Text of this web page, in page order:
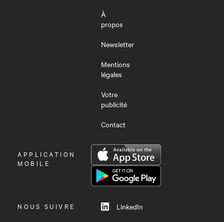
À
propos
Newsletter
Mentions
légales
Votre
publicité
Contact
OUVRIR
LE
APPLICATION
MOBILE
NOUS SUIVRE
LinkedIn